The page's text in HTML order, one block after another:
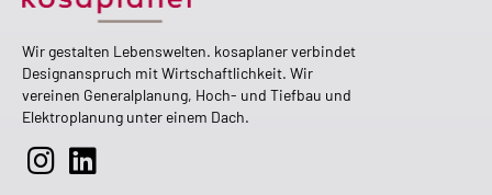
Wir gestalten Lebenswelten. kosaplaner verbindet
Designanspruch mit Wirtschaftlichkeit. Wir
vereinen Generalplanung, Hoch- und Tiefbau und
Elektroplanung unter einem Dach.